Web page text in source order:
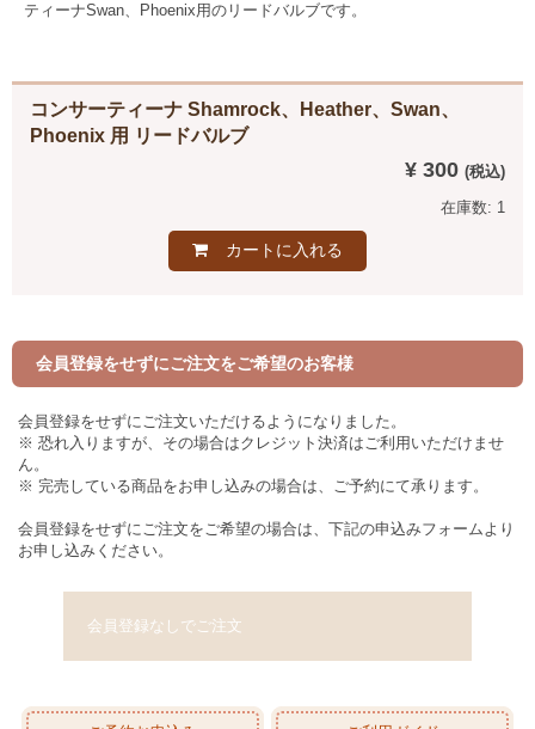
ティーナSwan、Phoenix用のリードバルブです。
コンサーティーナ Shamrock、Heather、Swan、
Phoenix 用 リードバルブ
¥ 300
在庫数: 1
カートに入れる
会員登録をせずにご注文をご希望のお客様
会員登録をせずにご注文いただけるようになりました。
※ 恐れ入りますが、その場合はクレジット決済はご利用いただけませ
ん。
※ 完売している商品をお申し込みの場合は、ご予約にて承ります。
会員登録をせずにご注文をご希望の場合は、下記の申込みフォームより
お申し込みください。
会員登録なしでご注文